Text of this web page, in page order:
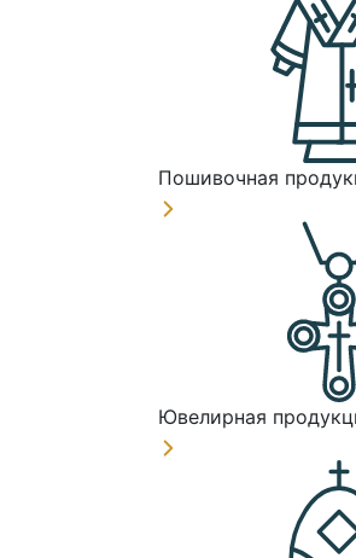
Пошивочная
Ювелирная